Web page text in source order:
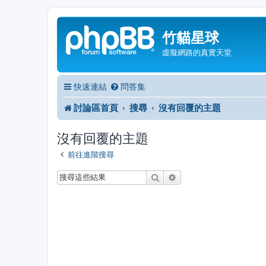
竹貓星球
虛擬網路的真實天堂
快速連結 問答集
討論區首頁 搜尋 沒有回覆的主題
沒有回覆的主題
前往進階搜尋
搜尋